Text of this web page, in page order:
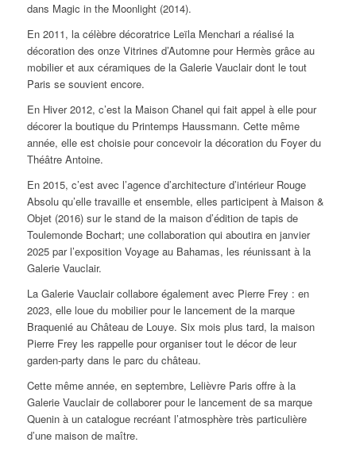
dans Magic in the Moonlight (2014).
En 2011, la célèbre décoratrice Leïla Menchari a réalisé la
décoration des onze Vitrines d’Automne pour Hermès grâce au
mobilier et aux céramiques de la Galerie Vauclair dont le tout
Paris se souvient encore.
En Hiver 2012, c’est la Maison Chanel qui fait appel à elle pour
décorer la boutique du Printemps Haussmann. Cette même
année, elle est choisie pour concevoir la décoration du Foyer du
Théâtre Antoine.
En 2015, c’est avec l’agence d’architecture d’intérieur Rouge
Absolu qu’elle travaille et ensemble, elles participent à Maison &
Objet (2016) sur le stand de la maison d’édition de tapis de
Toulemonde Bochart; une collaboration qui aboutira en janvier
2025 par l’exposition Voyage au Bahamas, les réunissant à la
Galerie Vauclair.
La Galerie Vauclair collabore également avec Pierre Frey : en
2023, elle loue du mobilier pour le lancement de la marque
Braquenié au Château de Louye. Six mois plus tard, la maison
Pierre Frey les rappelle pour organiser tout le décor de leur
garden-party dans le parc du château.
Cette même année, en septembre, Lelièvre Paris offre à la
Galerie Vauclair de collaborer pour le lancement de sa marque
Quenin à un catalogue recréant l’atmosphère très particulière
d’une maison de maître.